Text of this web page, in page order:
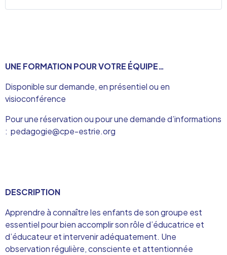
UNE FORMATION POUR VOTRE ÉQUIPE…
Disponible sur demande, en présentiel ou en
visioconférence
Pour une réservation ou pour une demande d’informations
: pedagogie@cpe-estrie.org
DESCRIPTION
Apprendre à connaître les enfants de son groupe est
essentiel pour bien accomplir son rôle d’éducatrice et
d’éducateur et intervenir adéquatement. Une
observation régulière, consciente et attentionnée